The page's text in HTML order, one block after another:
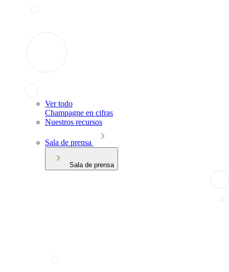
Ver todo
Champagne en cifras
Nuestros recursos
Sala de prensa
Sala de prensa